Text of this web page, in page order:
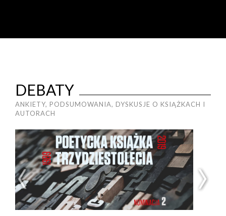
DEBATY
ANKIETY, PODSUMOWANIA, DYSKUSJE O KSIĄŻKACH I
AUTORACH